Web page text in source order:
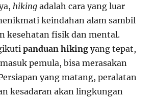
hiking adalah cara yang luar
keindahan alam sambil
kesehatan fisik dan mental.
panduan hiking yang tepat,
pemula, bisa merasakan
yang matang, peralatan
kesadaran akan lingkungan